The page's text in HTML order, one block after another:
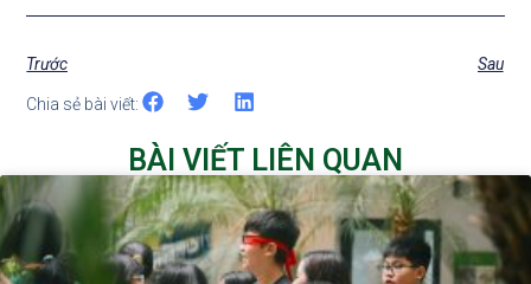
Trước Sau
Chia sẻ bài viết:
BÀI VIẾT LIÊN QUAN